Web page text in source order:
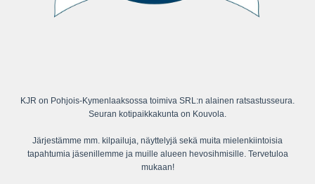
KJR on Pohjois-Kymenlaaksossa toimiva SRL:n alainen ratsastusseura.
Seuran kotipaikkakunta on Kouvola.
Järjestämme mm. kilpailuja, näyttelyjä sekä muita mielenkiintoisia
tapahtumia jäsenillemme ja muille alueen hevosihmisille. Tervetuloa
mukaan!